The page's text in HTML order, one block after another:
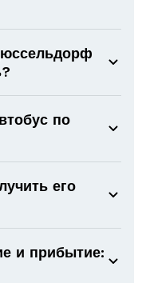
по
его
и прибытие: